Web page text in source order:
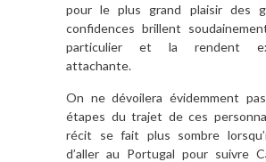
pour le plus grand plaisir des
confidences brillent
particulier et la rendent
attachante.
On ne dévoilera évidemment
étapes du trajet de ces
récit se fait plus sombre
d’aller au Portugal pour suivre